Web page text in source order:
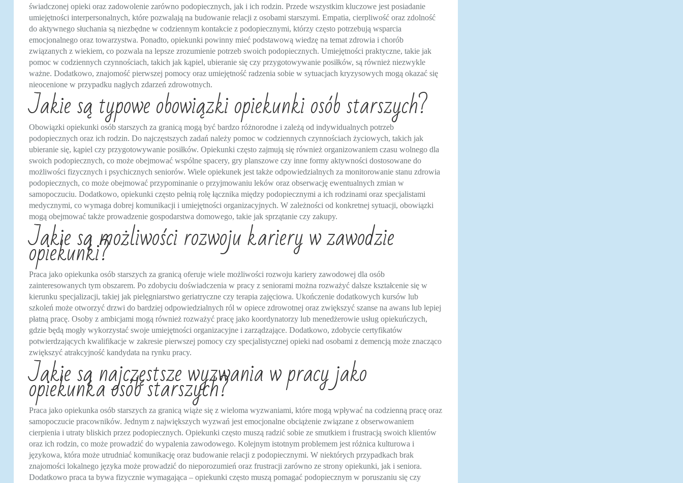
świadczonej opieki oraz zadowolenie zarówno podopiecznych, jak i ich rodzin. Przede wszystkim kluczowe jest posiadanie
umiejętności interpersonalnych, które pozwalają na budowanie relacji z osobami starszymi. Empatia, cierpliwość oraz zdolność
do aktywnego słuchania są niezbędne w codziennym kontakcie z podopiecznymi, którzy często potrzebują wsparcia
emocjonalnego oraz towarzystwa. Ponadto, opiekunki powinny mieć podstawową wiedzę na temat zdrowia i chorób
związanych z wiekiem, co pozwala na lepsze zrozumienie potrzeb swoich podopiecznych. Umiejętności praktyczne, takie jak
pomoc w codziennych czynnościach, takich jak kąpiel, ubieranie się czy przygotowywanie posiłków, są również niezwykle
ważne. Dodatkowo, znajomość pierwszej pomocy oraz umiejętność radzenia sobie w sytuacjach kryzysowych mogą okazać się
nieocenione w przypadku nagłych zdarzeń zdrowotnych.
Jakie są typowe obowiązki opiekunki osób starszych?
Obowiązki opiekunki osób starszych za granicą mogą być bardzo różnorodne i zależą od indywidualnych potrzeb
podopiecznych oraz ich rodzin. Do najczęstszych zadań należy pomoc w codziennych czynnościach życiowych, takich jak
ubieranie się, kąpiel czy przygotowywanie posiłków. Opiekunki często zajmują się również organizowaniem czasu wolnego dla
swoich podopiecznych, co może obejmować wspólne spacery, gry planszowe czy inne formy aktywności dostosowane do
możliwości fizycznych i psychicznych seniorów. Wiele opiekunek jest także odpowiedzialnych za monitorowanie stanu zdrowia
podopiecznych, co może obejmować przypominanie o przyjmowaniu leków oraz obserwację ewentualnych zmian w
samopoczuciu. Dodatkowo, opiekunki często pełnią rolę łącznika między podopiecznymi a ich rodzinami oraz specjalistami
medycznymi, co wymaga dobrej komunikacji i umiejętności organizacyjnych. W zależności od konkretnej sytuacji, obowiązki
mogą obejmować także prowadzenie gospodarstwa domowego, takie jak sprzątanie czy zakupy.
Jakie są możliwości rozwoju kariery w zawodzie
opiekunki?
Praca jako opiekunka osób starszych za granicą oferuje wiele możliwości rozwoju kariery zawodowej dla osób
zainteresowanych tym obszarem. Po zdobyciu doświadczenia w pracy z seniorami można rozważyć dalsze kształcenie się w
kierunku specjalizacji, takiej jak pielęgniarstwo geriatryczne czy terapia zajęciowa. Ukończenie dodatkowych kursów lub
szkoleń może otworzyć drzwi do bardziej odpowiedzialnych ról w opiece zdrowotnej oraz zwiększyć szanse na awans lub lepiej
płatną pracę. Osoby z ambicjami mogą również rozważyć pracę jako koordynatorzy lub menedżerowie usług opiekuńczych,
gdzie będą mogły wykorzystać swoje umiejętności organizacyjne i zarządzające. Dodatkowo, zdobycie certyfikatów
potwierdzających kwalifikacje w zakresie pierwszej pomocy czy specjalistycznej opieki nad osobami z demencją może znacząco
zwiększyć atrakcyjność kandydata na rynku pracy.
Jakie są najczęstsze wyzwania w pracy jako
opiekunka osób starszych?
Praca jako opiekunka osób starszych za granicą wiąże się z wieloma wyzwaniami, które mogą wpływać na codzienną pracę oraz
samopoczucie pracowników. Jednym z największych wyzwań jest emocjonalne obciążenie związane z obserwowaniem
cierpienia i utraty bliskich przez podopiecznych. Opiekunki często muszą radzić sobie ze smutkiem i frustracją swoich klientów
oraz ich rodzin, co może prowadzić do wypalenia zawodowego. Kolejnym istotnym problemem jest różnica kulturowa i
językowa, która może utrudniać komunikację oraz budowanie relacji z podopiecznymi. W niektórych przypadkach brak
znajomości lokalnego języka może prowadzić do nieporozumień oraz frustracji zarówno ze strony opiekunki, jak i seniora.
Dodatkowo praca ta bywa fizycznie wymagająca – opiekunki często muszą pomagać podopiecznym w poruszaniu się czy